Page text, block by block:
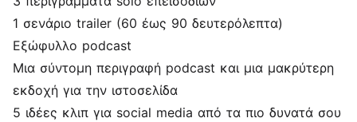
1 σενάριο trailer (60 έως 90 δευτερόλεπτα)
Εξώφυλλο podcast
Μια σύντομη περιγραφή podcast και μια μακρύτερη
εκδοχή για την ιστοσελίδα
5 ιδέες κλιπ για social media από τα πιο δυνατά σου